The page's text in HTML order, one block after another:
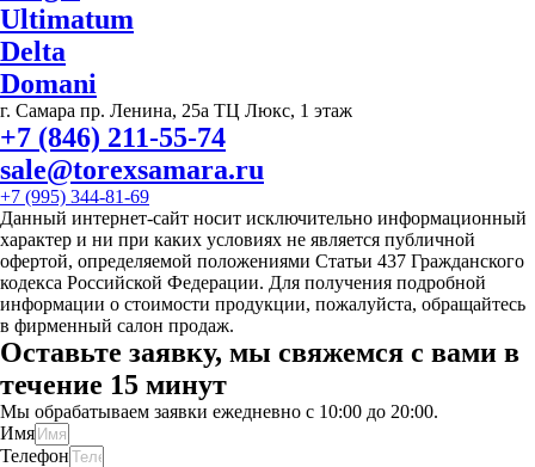
Ultimatum
Delta
Domani
г. Самара пр. Ленина, 25а ТЦ Люкс, 1 этаж
+7 (846) 211-55-74
sale@torexsamara.ru
+7 (995) 344-81-69
Данный интернет-сайт носит исключительно информационный
характер и ни при каких условиях не является публичной
офертой, определяемой положениями Статьи 437 Гражданского
кодекса Российской Федерации. Для получения подробной
информации о стоимости продукции, пожалуйста, обращайтесь
в фирменный салон продаж.
Оставьте заявку, мы свяжемся с вами в
течение 15 минут
Мы обрабатываем заявки ежедневно с 10:00 до 20:00.
Имя
Телефон